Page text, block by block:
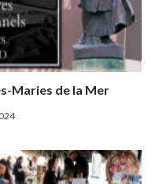
Maries de la Mer